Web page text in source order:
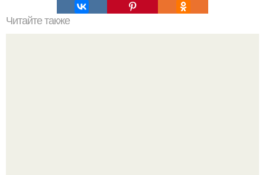
Читайте также